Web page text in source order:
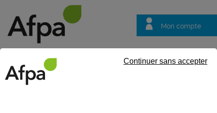
Mon compte
questions
Continuer sans accepter